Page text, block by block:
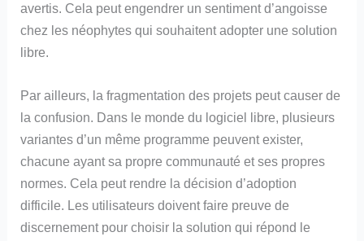
avertis. Cela peut engendrer un sentiment d’angoisse
chez les néophytes qui souhaitent adopter une solution
libre.
Par ailleurs, la fragmentation des projets peut causer de
la confusion. Dans le monde du logiciel libre, plusieurs
variantes d’un même programme peuvent exister,
chacune ayant sa propre communauté et ses propres
normes. Cela peut rendre la décision d’adoption
difficile. Les utilisateurs doivent faire preuve de
discernement pour choisir la solution qui répond le